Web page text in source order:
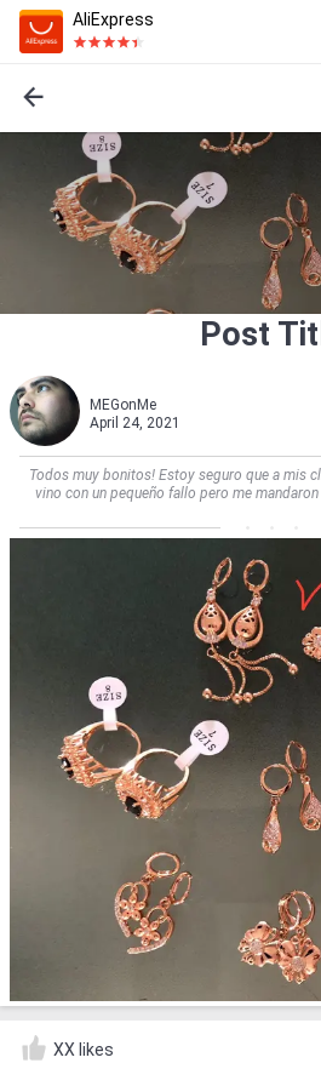
AliExpress
Post
MEGonMe
April 24, 2021
Todos muy bonitos! Estoy seguro que a mis
vino con un pequeño fallo pero me
XX likes